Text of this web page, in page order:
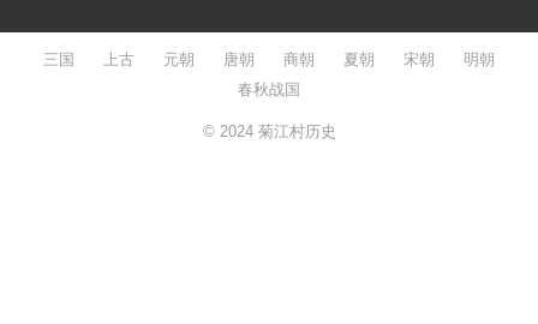
三国 上古 元朝 唐朝 商朝 夏朝 宋朝
明朝
春秋战国
© 2024 菊江村历史